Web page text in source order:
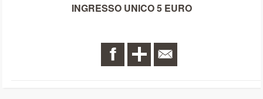
INGRESSO UNICO 5 EURO